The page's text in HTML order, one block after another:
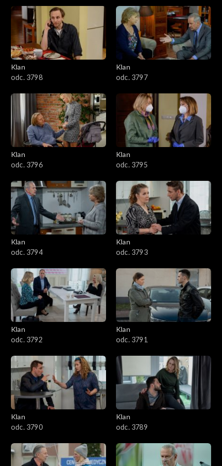
4301–4400
4201–4300
4101–4200
3901–4000
3801–3900
3701–3800
3601–3700
3501–3600
3401–3500
3201–3300
3101–3200
3001–3100
2901–3000
2801–2900
2701–2800
2501–2600
Klan
odc. 3798
Klan
odc. 3797
Klan
odc. 3796
Klan
odc. 3795
Klan
odc. 3794
Klan
odc. 3793
Klan
odc. 3792
Klan
odc. 3791
Klan
odc. 3790
Klan
odc. 3789